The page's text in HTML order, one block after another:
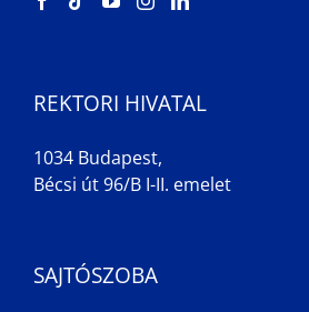
REKTORI HIVATAL
1034 Budapest,
Bécsi út 96/B I-II. emelet
SAJTÓSZOBA